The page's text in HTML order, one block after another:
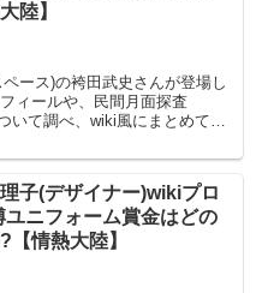
陸】
ース)の袴田武史さんが登場し
ィールや、民間月面探査
いて調べ、wiki風にまとめてみ
子(デザイナー)wikiプロ
ユニフォーム賞金はどの
【情熱大陸】